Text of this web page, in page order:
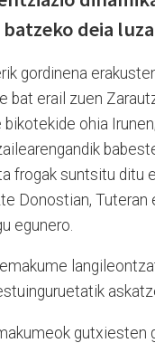
deia
gordinena
bat erail zuen
ohia
frogak suntsitu ditu
Donostian, Tuteran
egunero.
gutxiesten